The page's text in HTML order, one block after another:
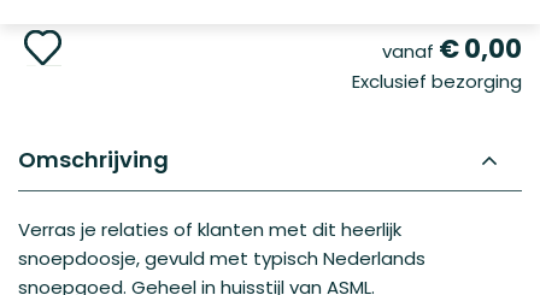
het
einde
gallerij
naar
de
afbeeldingen-
vanaf € 0,00
Exclusief bezorging
Omschrijving
Verras je relaties of klanten met dit heerlijk
snoepdoosje, gevuld met typisch Nederlands
snoepgoed. Geheel in huisstijl van ASML.